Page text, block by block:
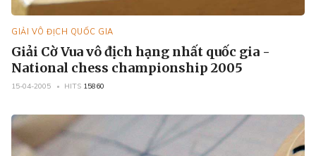
GIẢI VÔ ĐỊCH QUỐC GIA
Giải Cờ Vua vô địch hạng nhất quốc gia -
National chess championship 2005
15-04-2005 HITS 15860